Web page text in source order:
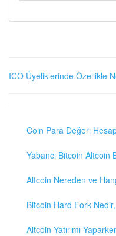
ICO Üyeliklerinde Özellikle
Coin Para Değeri
Yabancı Bitcoin Altcoin
Altcoin Nereden ve
Bitcoin Hard Fork
Altcoin Yatırımı